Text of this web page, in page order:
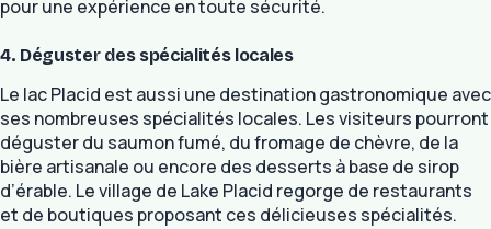
pour une expérience en toute sécurité.
4. Déguster des spécialités locales
Le lac Placid est aussi une destination gastronomique avec
ses nombreuses spécialités locales. Les visiteurs pourront
déguster du saumon fumé, du fromage de chèvre, de la
bière artisanale ou encore des desserts à base de sirop
d’érable. Le village de Lake Placid regorge de restaurants
et de boutiques proposant ces délicieuses spécialités.